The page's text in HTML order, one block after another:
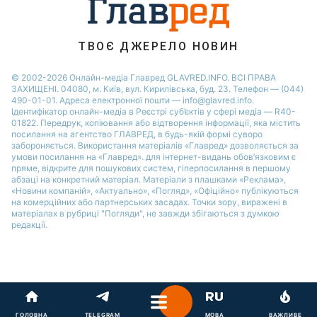
Новини Житомира
ТВОЄ ДЖЕРЕЛО НОВИН
© 2002-2026 Онлайн-медіа Главред GLAVRED.INFO. ВСІ ПРАВА
ЗАХИЩЕНІ. 04080, м. Київ, вул. Кирилівська, буд. 23. Телефон — (044)
490-01-01. Адреса електронної пошти — info@glavred.info.
Ідентифікатор онлайн-медіа в Реєстрі суб’єктів у сфері медіа — R40-
01822. Передрук, копіювання або відтворення інформації, яка містить
посилання на агентство ГЛАВРЕД, в будь-якій формi суворо
забороняється. Використання матеріалів «Главред» дозволяється за
умови посилання на «Главред». для інтернет-видань обов’язковим є
пряме, відкрите для пошукових систем, гіперпосилання в першому
абзаці на конкретний матеріал. Матеріали з плашками «Реклама»,
«Новини компаній», «Актуально», «Погляд», «Офіційно» публікуються
на комерційних або партнерських засадах. Точки зору, виражені в
матеріалах в рубриці "Погляди", не завжди збігаються з думкою
редакції.
ГОЛОВНА TELEGRAM МОВА ВАЖЛИВЕ